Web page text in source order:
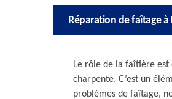
Réparation de faîtage à
Le rôle de la faîtière
charpente. C’est un
problèmes de faîtage,